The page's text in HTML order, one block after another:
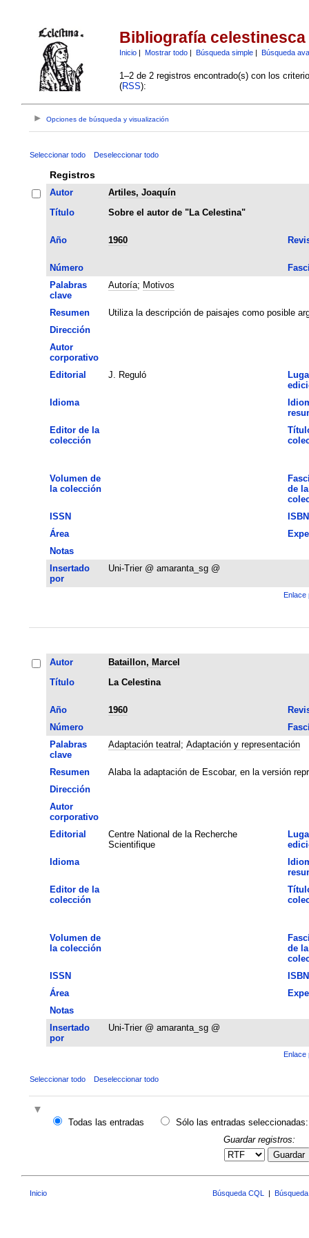
Bibliografía celestinesca
Inicio| Mostrar todo| Búsqueda simple| Búsqueda
1–2 de 2 registros encontrado(s) con los
(RSS):
Opciones de búsqueda y visualización
Seleccionar todo Deseleccionar todo
Registros
Autor
Artiles, Joaquín
Título
Sobre el autor de "La Celestina"
Año 1960
Número
Palabras
clave
Autoría; Motivos
Resumen
Utiliza la descripción de paisajes como posible
Dirección
Autor
corporativo
Editorial
J. Reguló
Idioma
Editor de la
colección
Volumen de
la colección
de la
ISSN
ISBN
Área
Notas
Insertado
por
Uni-Trier @ amaranta_sg @
Enlace
Autor
Bataillon, Marcel
Título
La Celestina
Año 1960
Número
Palabras
clave
Adaptación teatral ; Adaptación y representación
Resumen
Alaba la adaptación de Escobar, en la versión
Dirección
Autor
corporativo
Editorial
Centre National de la Recherche
Scientifique
Idioma
Editor de la
colección
Volumen de
la colección
de la
ISSN
ISBN
Área
Notas
Insertado
por
Uni-Trier @ amaranta_sg @
Enlace
Seleccionar todo Deseleccionar todo
Todas las entradas
Sólo las entradas seleccionadas:
Guardar registros:
Guardar
Inicio Búsqueda CQL